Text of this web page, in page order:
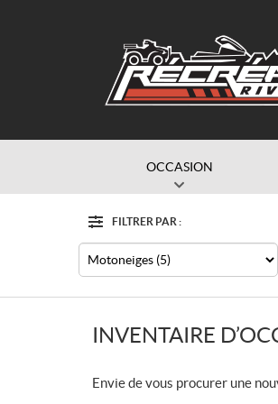
OCCASION
FILTRER PAR :
Filtre
INVENTAIRE
Envie de vous procurer une